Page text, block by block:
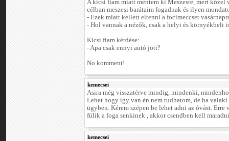
A kicsi fiam miatt mentem ki Meszesre, mert közel
célban meszesi barátaim fogadnak és ilyen
- Ezek miatt kellett eltenni a focimeccset
- Hol vannak a nézők, csak a helyi és környékbeli
Kicsi fiam kérdése:
- Apa csak ennyi autó jött?
No komment!
kemecsei
Asira még visszatérve mindig, mindenki,
Lehet hogy így van én nem tudhatom, de ha
ügyben. Kérem szépen be lehet adni az óvást.
fülik a foga senkinek , akkor csendben kell
kemecsei